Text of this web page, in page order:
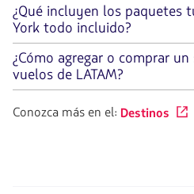
¿Qué incluyen los paquetes
York todo incluido?
¿Cómo agregar o comprar
vuelos de LATAM?
Conozca más en el: Destinos